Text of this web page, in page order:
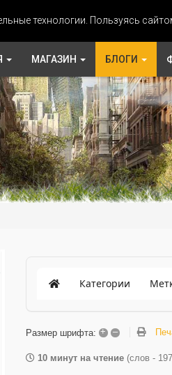
технологии. Пользуясь
МАГАЗИН БЛОГИ
Категории
Размер шрифта: + –
10 минут на чтение (слов -